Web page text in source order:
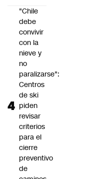
"Chile
debe
convivir
con la
nieve y
no
paralizarse":
Centros
de ski
piden
revisar
criterios
para el
cierre
preventivo
de